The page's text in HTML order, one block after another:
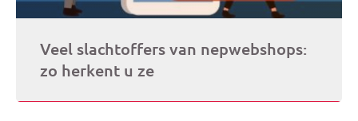
Veel slachtoffers van nepwebshops:
zo herkent u ze